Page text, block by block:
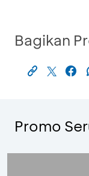
Bagikan
Promo